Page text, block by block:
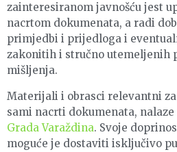
zainteresiranom javnošću jest
nacrtom dokumenata, a radi
primjedbi i prijedloga i
zakonitih i stručno utemeljenih
mišljenja.
Materijali i obrasci relevantni
sami nacrti dokumenata,
Grada Varaždina. Svoje
moguće je dostaviti isključivo